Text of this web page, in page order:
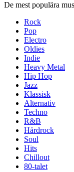
De mest populära
Rock
Pop
Electro
Oldies
Indie
Heavy Metal
Hip Hop
Jazz
Klassisk
Alternativ
Techno
R&B
Hårdrock
Soul
Hits
Chillout
80-talet